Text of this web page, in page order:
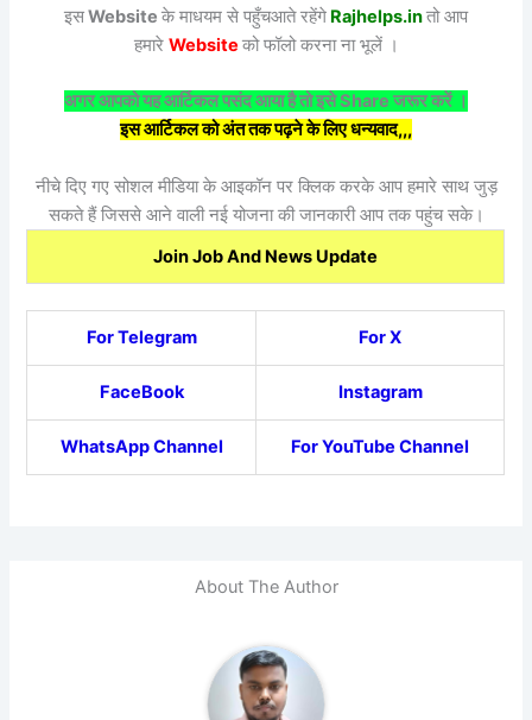
इसWebsite के माधयम से पहुँचआते रहेंगे Rajhelps.inतो आप
हमारे Website को फॉलो करना ना भूलें ।
अगर आपको यह आर्टिकल पसंद आया है तो इसे Share जरूर करें ।
इस आर्टिकल को अंत तक पढ़ने के लिए धन्यवाद,,,
नीचे दिए गए सोशल मीडिया के आइकॉन पर क्लिक करके आप हमारे साथ जुड़
सकते हैं जिससे आने वाली नई योजना की जानकारी आप तक पहुंच सके।
Join Job And News Update
For Telegram For X
FaceBook Instagram
WhatsApp Channel For YouTube Channel
About The Author